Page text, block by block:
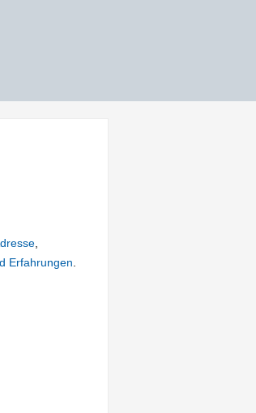
Erfahrungen